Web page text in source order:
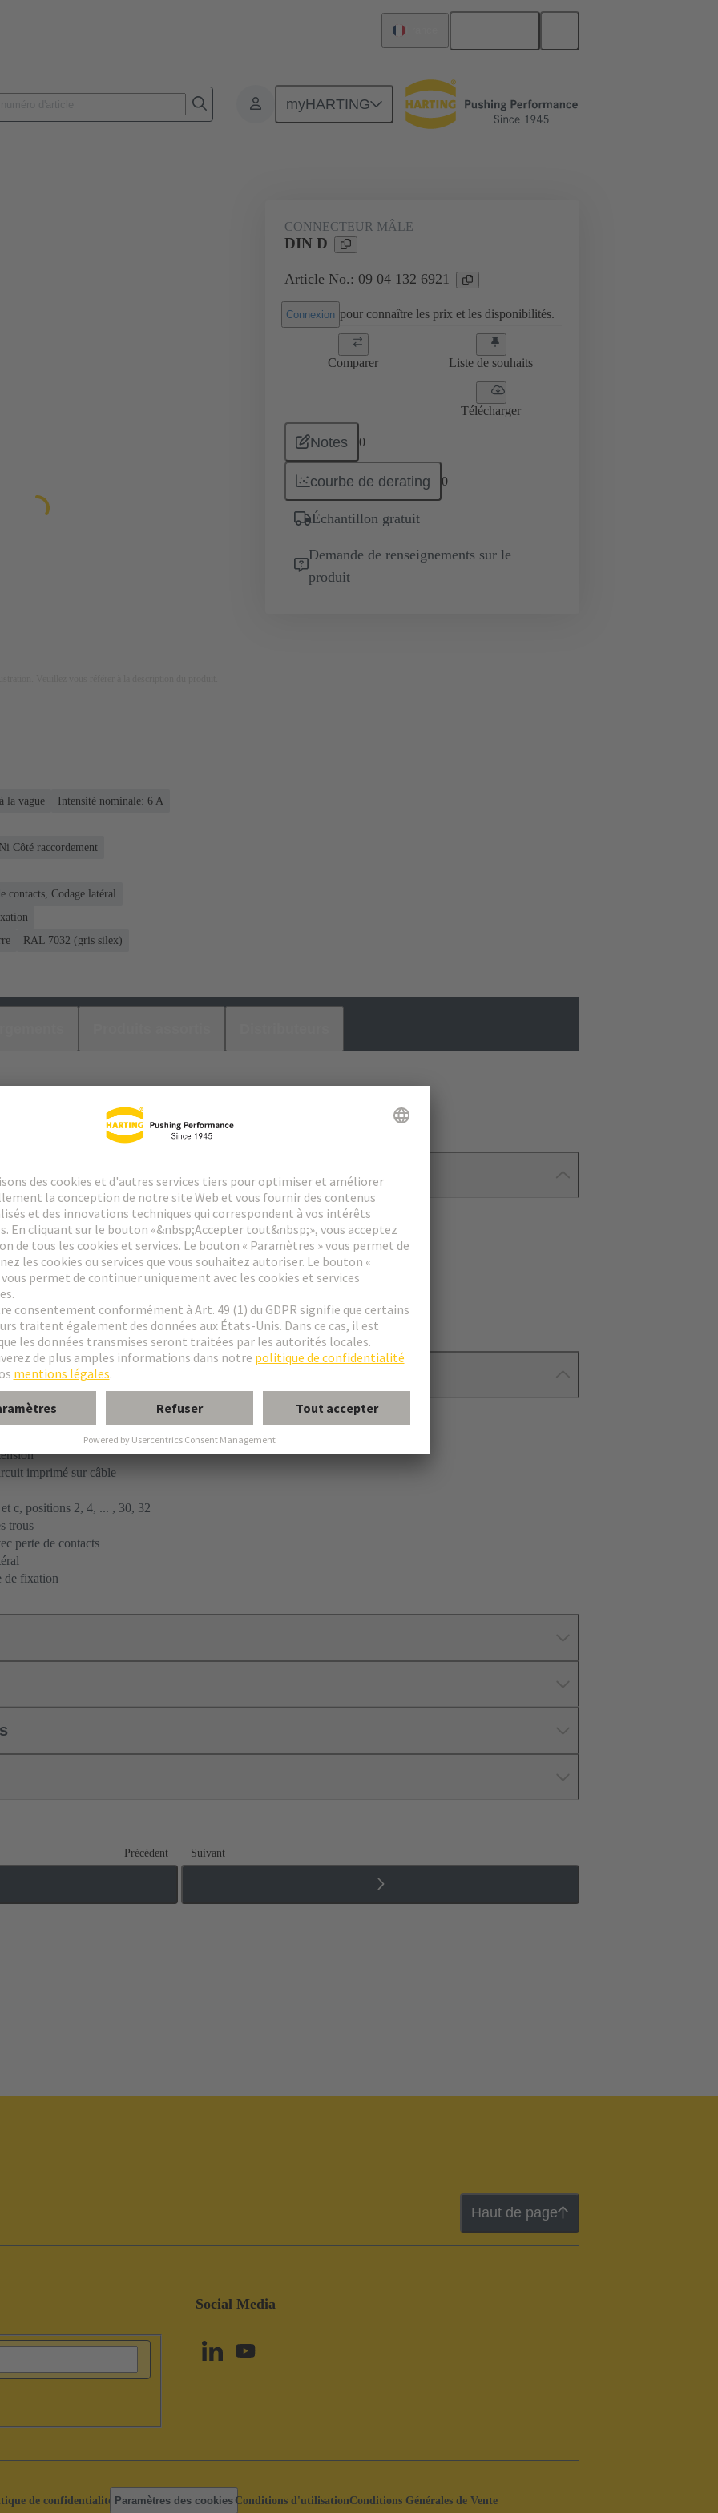
myHARTING
Connecteurs carte à carte Produits Raccordement carte mère à carte fille
CONNECTEUR MÂLE
DIN D
Article No.: 09 04 132 6921
Connexion pour connaître les prix et les disponibilités.
Comparer Liste de souhaits
Télécharger
Notes 0
courbe de derating 0
Échantillon gratuit
Demande de renseignements sur le
produit
la vague
Intensité nominale: ‌6 A
Côté raccordement
contacts, Codage latéral
RAL 7032 (gris silex)
imprimé sur câble
et c, positions 2, 4, ... , 30, 32
trous
perte de contacts
de fixation
Précédent Suivant
Haut de page
Social Media
de confidentialité Paramètres des cookies Conditions d'utilisationConditions Générales de Vente